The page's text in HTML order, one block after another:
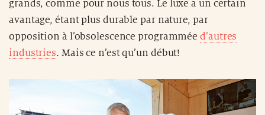
grands, comme pour nous tous. Le luxe a un certain
avantage, étant plus durable par nature, par
opposition à l’obsolescence programméed’autres
industries. Mais ce n’est qu’un début!